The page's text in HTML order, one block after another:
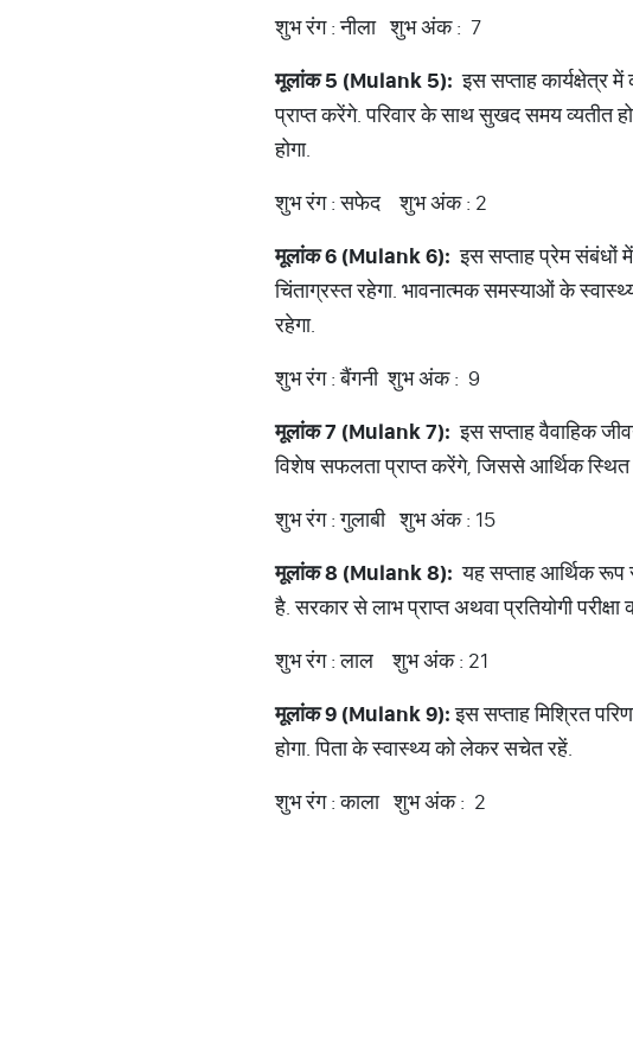
शुभ रंग : नीला शुभ अंक : 7
मूलांक5 (Mulank 5): इस सप्ताह कार्यक्षेत्र
प्राप्त करेंगे. परिवार के साथ सुखद समय व्यतीत
होगा.
शुभ रंग : सफेद शुभ अंक : 2
मूलांक6 (Mulank 6): इस सप्ताह प्रेम संबंधों
चिंताग्रस्त रहेगा. भावनात्मक समस्याओं के
रहेगा.
शुभ रंग : बैंगनी शुभ अंक : 9
मूलांक7 (Mulank 7): इस सप्ताह वैवाहिक
विशेष सफलता प्राप्त करेंगे, जिससे आर्थिक स्थित
शुभ रंग : गुलाबी शुभ अंक : 15
मूलांक8 (Mulank 8): यह सप्ताह आर्थिक रूप
है. सरकार से लाभ प्राप्त अथवा प्रतियोगी
शुभ रंग : लाल शुभ अंक : 21
मूलांक9 (Mulank 9):इस सप्ताह मिश्रित
होगा. पिता के स्वास्थ्य को लेकर सचेत रहें.
शुभ रंग : काला शुभ अंक : 2